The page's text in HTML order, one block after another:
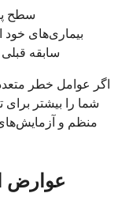
سطح
بیماری‌های خود
سابقه
اگر عوامل خطر
شما را بیشتر
منظم و
عوارض